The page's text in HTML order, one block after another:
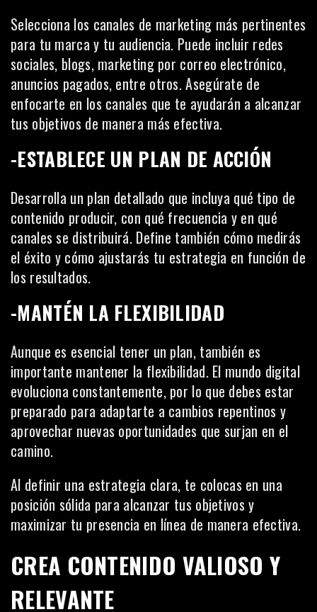
Selecciona los canales de marketing más pertinentes
para tu marcay tu audiencia. Puede incluir redes
sociales, blogs, marketing por correo electrónico,
anuncios pagados, entre otros. Asegúrate de
enfocarte en los canales que te ayudarán a alcanzar
tus objetivos de manera más efectiva.
-ESTABLECE UN PLAN DE ACCIÓN
Desarrolla un plan detallado que incluya qué tipo de
contenido producir, con qué frecuencia y en qué
canales se distribuirá. Define también cómo medirás
el éxito y cómo ajustarás tu estrategia en función de
los resultados.
-MANTÉN LA FLEXIBILIDAD
Aunque es esencial tener un plan, también es
importante mantener la flexibilidad. El mundo digital
evoluciona constantemente, por lo que debes estar
preparado para adaptarte a cambios repentinos y
aprovechar nuevas oportunidades que surjan en el
camino.
Al definir una estrategia clara, te colocas en una
posición sólida para alcanzar tus objetivos y
maximizar tu presencia en línea de manera efectiva.
CREA CONTENIDO VALIOSO Y
RELEVANTE